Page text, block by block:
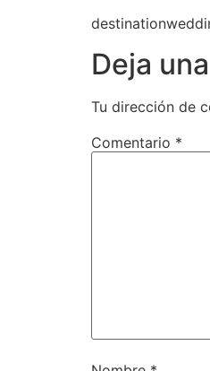
Deja
Tu dirección de
Comentario *